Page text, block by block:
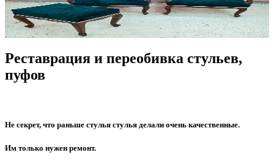
Реставрация и переобивка стульев,
пуфов
Не секрет, что раньше стулья стулья делали очень качественные.
Им только нужен ремонт.